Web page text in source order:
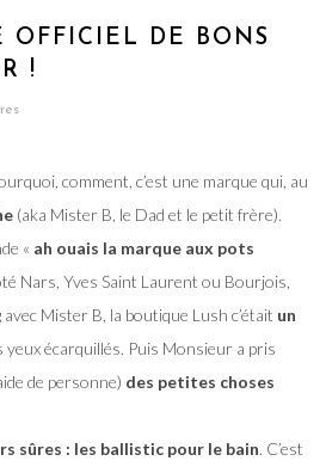
OFFICIEL DE BONS
!
comment, c’est une marque qui, au
(aka Mister B, le Dad et le petit frère).
« ah ouais la marque aux pots
Nars, Yves Saint Laurent ou Bourjois,
Mister B, la boutique Lush c’était un
yeux écarquillés. Puis Monsieur a pris
de personne) des petites choses
sûres : les ballistic pour le bain. C’est